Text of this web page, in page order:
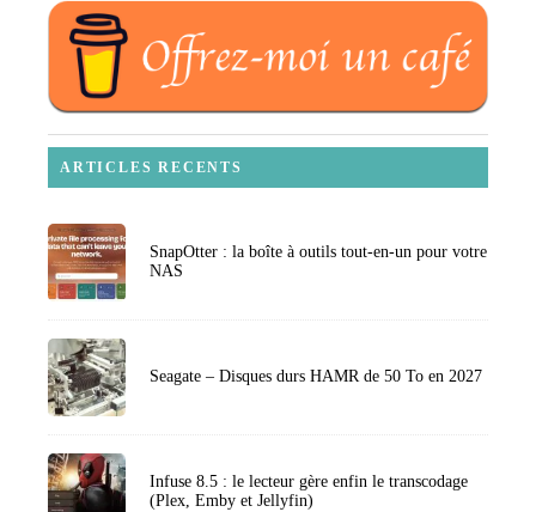
ARTICLES RECENTS
SnapOtter : la boîte à outils tout-en-un pour votre
NAS
Seagate – Disques durs HAMR de 50 To en 2027
Infuse 8.5 : le lecteur gère enfin le transcodage
(Plex, Emby et Jellyfin)